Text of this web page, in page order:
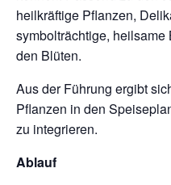
heilkräftige Pflanzen,
symbolträchtige,
den Blüten.
Aus der Führung ergibt
Pflanzen in den
zu integrieren.
Ablauf